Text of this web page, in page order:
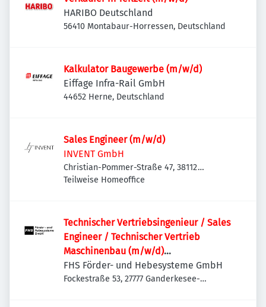
HARIBO Deutschland
56410 Montabaur-Horressen, Deutschland
Kalkulator Baugewerbe (m/w/d)
Eiffage Infra-Rail GmbH
44652 Herne, Deutschland
Sales Engineer (m/w/d)
INVENT GmbH
Christian-Pommer-Straße 47, 38112
Braunschweig, Deutschland
Teilweise Homeoffice
Technischer Vertriebsingenieur / Sales
Engineer / Technischer Vertrieb
Maschinenbau (m/w/d)
Sondermaschinenbau | Anlagenbau |
Projektvertrieb | International
FHS Förder- und Hebesysteme GmbH
Fockestraße 53, 27777 Ganderkesee-